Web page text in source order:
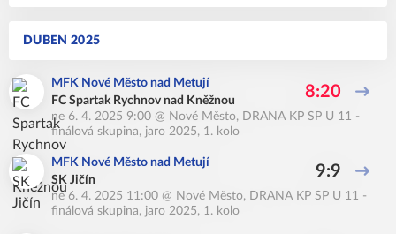
DUBEN 2025
MFK Nové Město nad Metují
FC Spartak Rychnov nad Kněžnou
8:20
ne 6. 4. 2025 9:00 @ Nové Město, DRANA KP SP U 11 -
finálová skupina, jaro 2025, 1. kolo
MFK Nové Město nad Metují
SK Jičín
9:9
ne 6. 4. 2025 11:00 @ Nové Město, DRANA KP SP U 11 -
finálová skupina, jaro 2025, 1. kolo